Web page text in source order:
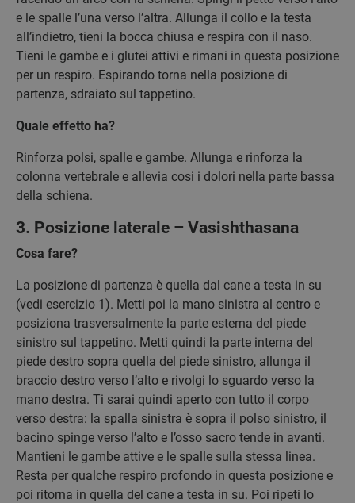
e le spalle l’una verso l’altra. Allunga il collo e la testa
all’indietro, tieni la bocca chiusa e respira con il naso.
Tieni le gambe e i glutei attivi e rimani in questa posizione
per un respiro. Espirando torna nella posizione di
partenza, sdraiato sul tappetino.
Quale effetto ha?
Rinforza polsi, spalle e gambe. Allunga e rinforza la
colonna vertebrale e allevia cosi i dolori nella parte bassa
della schiena.
3. Posizione laterale – Vasishthasana
Cosa fare?
La posizione di partenza è quella dal cane a testa in su
(vedi esercizio 1). Metti poi la mano sinistra al centro e
posiziona trasversalmente la parte esterna del piede
sinistro sul tappetino. Metti quindi la parte interna del
piede destro sopra quella del piede sinistro, allunga il
braccio destro verso l’alto e rivolgi lo sguardo verso la
mano destra. Ti sarai quindi aperto con tutto il corpo
verso destra: la spalla sinistra è sopra il polso sinistro, il
bacino spinge verso l’alto e l’osso sacro tende in avanti.
Mantieni le gambe attive e le spalle sulla stessa linea.
Resta per qualche respiro profondo in questa posizione e
poi ritorna in quella del cane a testa in su. Poi ripeti lo